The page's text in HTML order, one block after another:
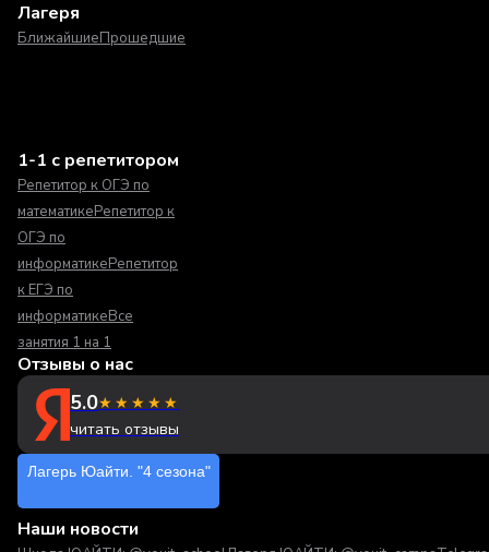
Лагеря
БлижайшиеПрошедшие
1-1 с репетитором
Репетитор к ОГЭ по
математикеРепетитор к
ОГЭ по
информатикеРепетитор
к ЕГЭ по
информатикеВсе
занятия 1 на 1
Отзывы о нас
5.0★★★★★
читать отзывы
Лагерь Юайти. "4 сезона"
Наши новости